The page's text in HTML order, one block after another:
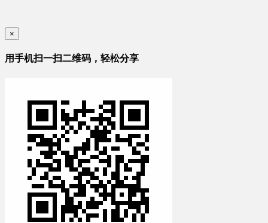
×
用手机扫一扫二维码，轻松分享